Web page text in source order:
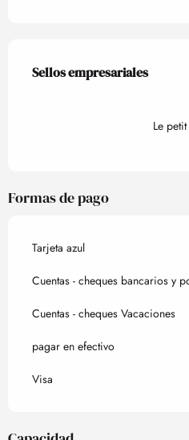
Oferta de
Sellos empresariales
Sellos empresariales
Le
Formas de pago
Tarjeta azul
Cuentas - cheques bancarios y
Cuentas - cheques Vacaciones
pagar en efectivo
Visa